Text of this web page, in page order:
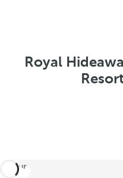
Royal
retour